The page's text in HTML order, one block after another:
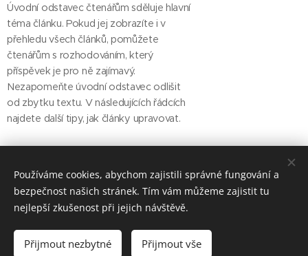
Úvodní odstavec čtenářům sděluje hlavní
téma článku. Pokud jej zobrazíte i v
přehledu všech článků, pomůžete
čtenářům s rozhodováním, který
příspěvek je pro ně zajímavý.
Nezapomeňte úvodní odstavec odlišit
od zbytku textu. V následujících řádcích
najdete další tipy, jak články upravovat.
255 508
Vytvořeno službou Webnode
Používáme cookies, abychom zajistili správné fungování a
bezpečnost našich stránek. Tím vám můžeme zajistit tu
nejlepší zkušenost při jejich návštěvě.
Přijmout nezbytné Přijmout vše